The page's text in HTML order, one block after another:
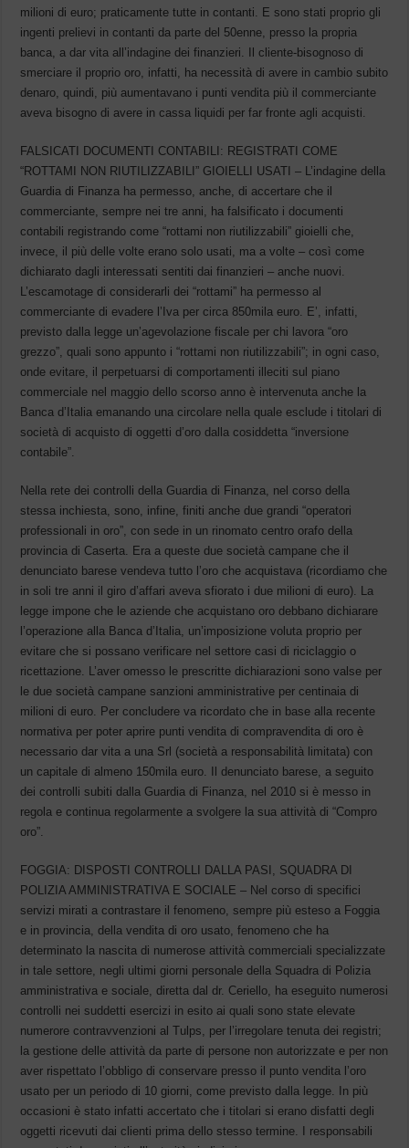
milioni di euro; praticamente tutte in contanti. E sono stati proprio gli
ingenti prelievi in contanti da parte del 50enne, presso la propria
banca, a dar vita all’indagine dei finanzieri. Il cliente-bisognoso di
smerciare il proprio oro, infatti, ha necessità di avere in cambio subito
denaro, quindi, più aumentavano i punti vendita più il commerciante
aveva bisogno di avere in cassa liquidi per far fronte agli acquisti.
FALSICATI DOCUMENTI CONTABILI: REGISTRATI COME
“ROTTAMI NON RIUTILIZZABILI” GIOIELLI USATI – L’indagine della
Guardia di Finanza ha permesso, anche, di accertare che il
commerciante, sempre nei tre anni, ha falsificato i documenti
contabili registrando come “rottami non riutilizzabili” gioielli che,
invece, il più delle volte erano solo usati, ma a volte – così come
dichiarato dagli interessati sentiti dai finanzieri – anche nuovi.
L’escamotage di considerarli dei “rottami” ha permesso al
commerciante di evadere l’Iva per circa 850mila euro. E’, infatti,
previsto dalla legge un’agevolazione fiscale per chi lavora “oro
grezzo”, quali sono appunto i “rottami non riutilizzabili”; in ogni caso,
onde evitare, il perpetuarsi di comportamenti illeciti sul piano
commerciale nel maggio dello scorso anno è intervenuta anche la
Banca d’Italia emanando una circolare nella quale esclude i titolari di
società di acquisto di oggetti d’oro dalla cosiddetta “inversione
contabile”.
Nella rete dei controlli della Guardia di Finanza, nel corso della
stessa inchiesta, sono, infine, finiti anche due grandi “operatori
professionali in oro”, con sede in un rinomato centro orafo della
provincia di Caserta. Era a queste due società campane che il
denunciato barese vendeva tutto l’oro che acquistava (ricordiamo che
in soli tre anni il giro d’affari aveva sfiorato i due milioni di euro). La
legge impone che le aziende che acquistano oro debbano dichiarare
l’operazione alla Banca d’Italia, un’imposizione voluta proprio per
evitare che si possano verificare nel settore casi di riciclaggio o
ricettazione. L’aver omesso le prescritte dichiarazioni sono valse per
le due società campane sanzioni amministrative per centinaia di
milioni di euro. Per concludere va ricordato che in base alla recente
normativa per poter aprire punti vendita di compravendita di oro è
necessario dar vita a una Srl (società a responsabilità limitata) con
un capitale di almeno 150mila euro. Il denunciato barese, a seguito
dei controlli subiti dalla Guardia di Finanza, nel 2010 si è messo in
regola e continua regolarmente a svolgere la sua attività di “Compro
oro”.
FOGGIA: DISPOSTI CONTROLLI DALLA PASI, SQUADRA DI
POLIZIA AMMINISTRATIVA E SOCIALE – Nel corso di specifici
servizi mirati a contrastare il fenomeno, sempre più esteso a Foggia
e in provincia, della vendita di oro usato, fenomeno che ha
determinato la nascita di numerose attività commerciali specializzate
in tale settore, negli ultimi giorni personale della Squadra di Polizia
amministrativa e sociale, diretta dal dr. Ceriello, ha eseguito numerosi
controlli nei suddetti esercizi in esito ai quali sono state elevate
numerore contravvenzioni al Tulps, per l’irregolare tenuta dei registri;
la gestione delle attività da parte di persone non autorizzate e per non
aver rispettato l’obbligo di conservare presso il punto vendita l’oro
usato per un periodo di 10 giorni, come previsto dalla legge. In più
occasioni è stato infatti accertato che i titolari si erano disfatti degli
oggetti ricevuti dai clienti prima dello stesso termine. I responsabili